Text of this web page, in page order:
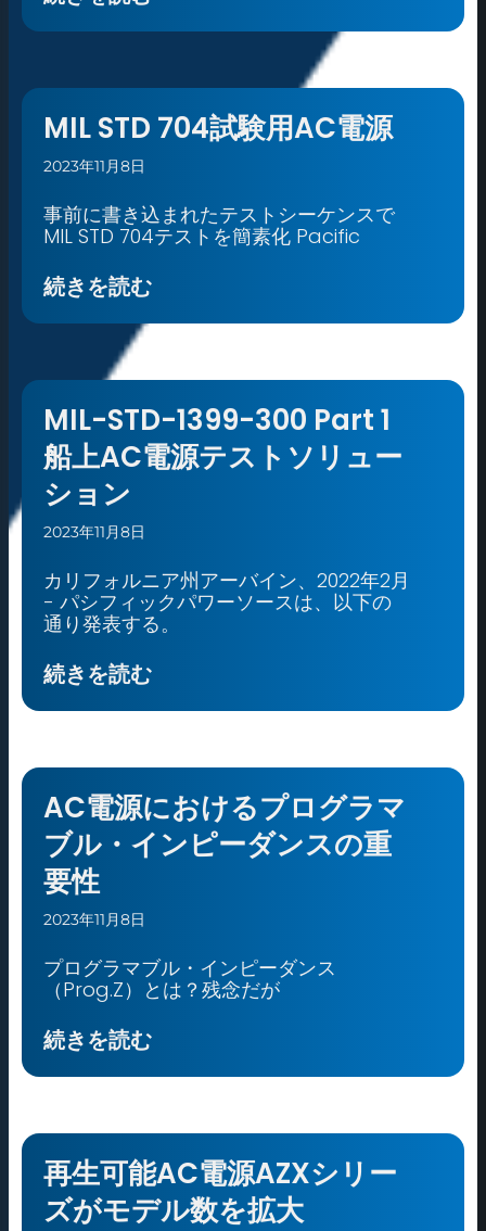
MIL STD 704試験用AC電源
2023年11月8日
事前に書き込まれたテストシーケンスで
MIL STD 704テストを簡素化 Pacific
続きを読む
MIL-STD-1399-300 Part 1
船上AC電源テストソリュー
ション
2023年11月8日
カリフォルニア州アーバイン、2022年2月
- パシフィックパワーソースは、以下の
通り発表する。
続きを読む
AC電源におけるプログラマ
ブル・インピーダンスの重
要性
2023年11月8日
プログラマブル・インピーダンス
（Prog.Z）とは？残念だが
続きを読む
再生可能AC電源AZXシリー
ズがモデル数を拡大